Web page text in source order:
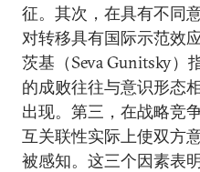
征。其次，在具有不同
对转移具有国际示范效
茨基（Seva Gunitsky）
的成败往往与意识形态
出现。第三，在战略竞
互关联性实际上使双方
被感知。这三个因素表